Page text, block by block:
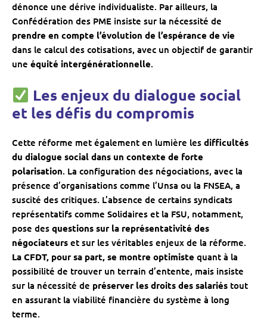
dénonce une dérive individualiste. Par ailleurs, la
Confédération des PME insiste sur la nécessité de
prendre en compte l’évolution de l’espérance de vie
dans le calcul des cotisations, avec un objectif de garantir
une équité intergénérationnelle.
Les enjeux du dialogue social
et les défis du compromis
Cette réforme met également en lumière les difficultés
du dialogue social dans un contexte de forte
polarisation. La configuration des négociations, avec la
présence d’organisations comme l’Unsa ou la FNSEA, a
suscité des critiques. L’absence de certains syndicats
représentatifs comme Solidaires et la FSU, notamment,
pose des questions sur la représentativité des
négociateurs et sur les véritables enjeux de la réforme.
La CFDT, pour sa part, se montre optimiste quant à la
possibilité de trouver un terrain d’entente, mais insiste
sur la nécessité de préserver les droits des salariés tout
en assurant la viabilité financière du système à long
terme.